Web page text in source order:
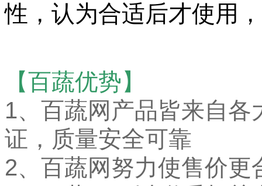
性，认为合适后才使用
【百蔬优势】
1、 百蔬网产品皆来自各
证，质量安全可靠
2、百蔬网努力使售价